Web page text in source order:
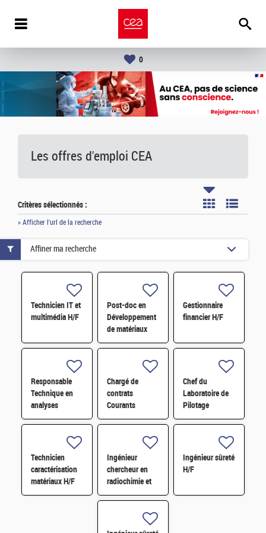
0
Les offres d'emploi CEA
Critères sélectionnés :
» Afficher l'url de la recherche
Technicien IT et
multimédia H/F
Post-doc en
Développement
de matériaux
dérivés de
fonctionnalisé
par des
composés redox
H/F
Gestionnaire
financier H/F
Responsable
Technique en
analyses
radiologiques
Chargé de
contrats
Courants
Faibles (CFA)
Chef du
Laboratoire de
Pilotage
Intelligent des
(LIRE) H/F
Technicien
caractérisation
matériaux H/F
Ingénieur
chercheur en
radiochimie et
extraction par
Ingénieur sûreté
H/F
Affiner ma recherche